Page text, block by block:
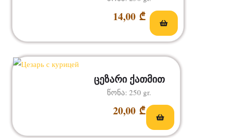
14,00 ₾
ცეზარი ქათმით
20,00 ₾
წონა: 250 gr.